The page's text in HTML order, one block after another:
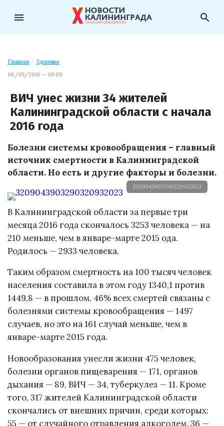
menu search
Главная / Здоровье
06/05/2016 — 05:08
ВИЧ унес жизни 34 жителей
Калининградской области с начала
2016 года
Болезни системы кровообращения – главный
источник смертности в Калининградской
области. Но есть и другие факторы и болезни.
3209043903290320932023
В Калининградской области за первые три
месяца 2016 года скончалось 3253 человека — на
210 меньше, чем в январе-марте 2015 ода.
Родилось — 2933 человека.
Таким образом смертность на 100 тысяч человек
населения составила в этом году 1340,1 против
1449,8 — в прошлом. 46% всех смертей связаны с
болезнями системы кровообращения — 1497
случаев, но это на 161 случай меньше, чем в
январе-марте 2015 года.
Новообразования унесли жизни 475 человек,
болезни органов пищеварения — 171, органов
дыхания — 89, ВИЧ — 34, туберкулез — 11. Кроме
того, 317 жителей Калининградской области
скончались от внешних причин, среди которых:
55 — от случайного отравления алкоголем, 36 —